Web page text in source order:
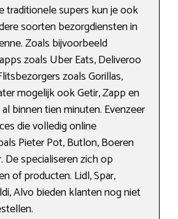
traditionele supers kun je ook
soorten bezorgdiensten in
Zoals bijvoorbeeld
zoals Uber Eats, Deliveroo
zoals Gorillas,
mogelijk ook Getir, Zapp en
binnen tien minuten. Evenzeer
die volledig online
Pieter Pot, Butlon, Boeren
De specialiseren zich op
of producten. Lidl, Spar,
Alvo bieden klanten nog niet